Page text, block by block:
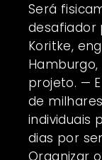
Será
desafiador
Koritke,
projeto. —
de
individuais
dias por